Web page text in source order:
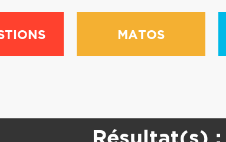
MATOS
Résultat(s)